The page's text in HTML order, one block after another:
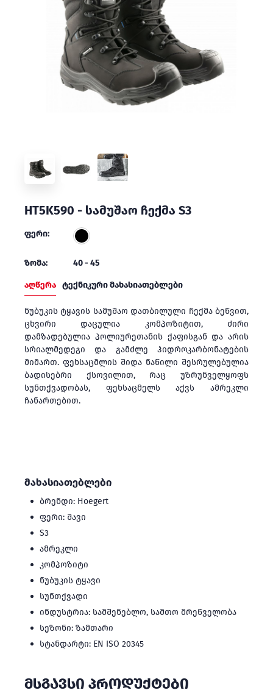
HT5K590 - სამუშაო ჩექმა S3
ფერი:
ზომა: 40 - 45
აღწერა ტექნიკური მახასიათებლები
ნუბუკის ტყავის სამუშაო დათბილული ჩექმა ბეწვით,
ცხვირი დაცულია კომპოზიტით, ძირი
დამზადებულია პოლიურეთანის ქაფისგან და არის
სრიალმედეგი და გამძლე ჰიდროკარბონატების
მიმართ. ფეხსაცმლის შიდა ნაწილი შესრულებულია
ბადისებრი ქსოვილით, რაც უზრუნველყოფს
სუნთქვადობას, ფეხსაცმელს აქვს ამრეკლი
ჩანართებით.
მახასიათებლები
ბრენდი: Hoegert
ფერი: შავი
S3
ამრეკლი
კომპოზიტი
ნუბუკის ტყავი
სუნთქვადი
ინდუსტრია: სამშენებლო, სამთო მრეწველობა
სეზონი: ზამთარი
სტანდარტი: EN ISO 20345
ᲛᲡᲒᲐᲕᲡᲘ ᲞᲠᲝᲓᲣᲥᲢᲔᲑᲘ